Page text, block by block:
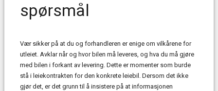
spørsmål
Vær sikker på at du og forhandleren er enige om vilkårene for
utleiet. Avklar når og hvor bilen må leveres, og hva du må gjøre
med bilen i forkant av levering. Dette er momenter som burde
stå i leiekontrakten for den konkrete leiebil. Dersom det ikke
gjør det, er det grunn til å insistere på at informasjonen